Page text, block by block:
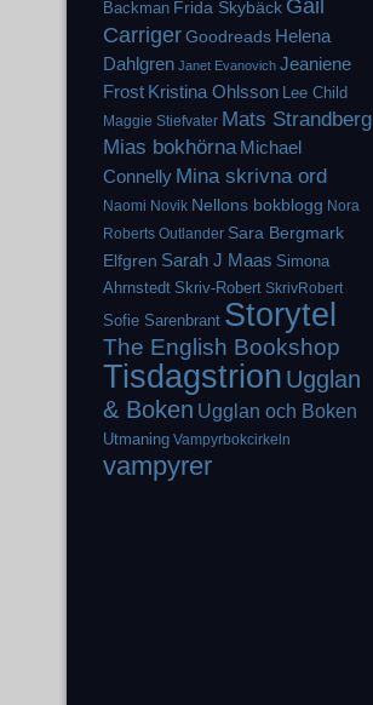
Backman Frida Skybäck Gail
CarrigerGoodreads Helena
Dahlgren Janet Evanovich Jeaniene
Frost Kristina Ohlsson Lee Child
Maggie Stiefvater Mats Strandberg
Mias bokhörna Michael
Connelly Mina skrivna ord
Naomi Novik Nellons bokblogg Nora
Roberts Outlander Sara Bergmark
Elfgren Sarah J Maas Simona
Ahrnstedt Skriv-Robert SkrivRobert
Sofie Sarenbrant Storytel
The English Bookshop
Tisdagstrion Ugglan
& Boken Ugglan och Boken
Utmaning Vampyrbokcirkeln
vampyrer